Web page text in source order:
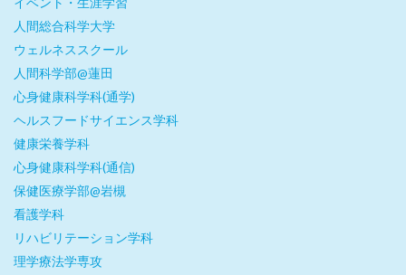
人間総合科学大学
ウェルネススクール
人間科学部@蓮田
心身健康科学科(通学)
ヘルスフードサイエンス学科
健康栄養学科
心身健康科学科(通信)
保健医療学部@岩槻
看護学科
リハビリテーション学科
理学療法学専攻